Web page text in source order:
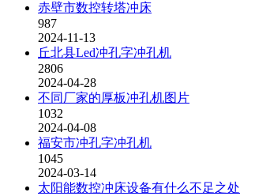
赤壁市数控转塔冲床
987
2024-11-13
丘北县Led冲孔字冲孔机
2806
2024-04-28
不同厂家的厚板冲孔机图片
1032
2024-04-08
福安市冲孔字冲孔机
1045
2024-03-14
太阳能数控冲床设备有什么不足之处